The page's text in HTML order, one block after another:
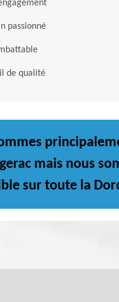
passionné
de qualité
mais nous
sur toute la